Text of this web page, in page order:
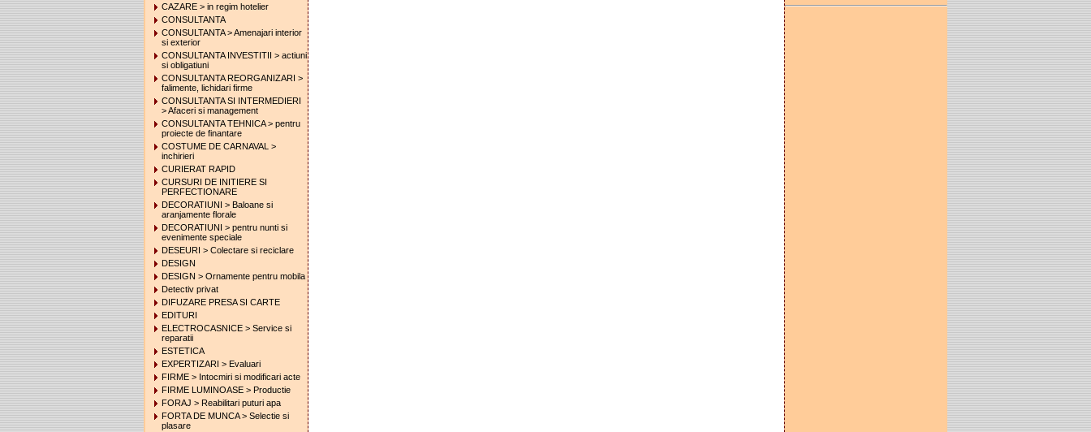
CAZARE > in regim hotelier
CONSULTANTA
CONSULTANTA > Amenajari interior
si exterior
CONSULTANTA INVESTITII > actiuni
si obligatiuni
CONSULTANTA REORGANIZARI >
falimente, lichidari firme
CONSULTANTA SI INTERMEDIERI
> Afaceri si management
CONSULTANTA TEHNICA > pentru
proiecte de finantare
COSTUME DE CARNAVAL >
inchirieri
CURIERAT RAPID
CURSURI DE INITIERE SI
PERFECTIONARE
DECORATIUNI > Baloane si
aranjamente florale
DECORATIUNI > pentru nunti si
evenimente speciale
DESEURI > Colectare si reciclare
DESIGN
DESIGN > Ornamente pentru mobila
Detectiv privat
DIFUZARE PRESA SI CARTE
EDITURI
ELECTROCASNICE > Service si
reparatii
ESTETICA
EXPERTIZARI > Evaluari
FIRME > Intocmiri si modificari acte
FIRME LUMINOASE > Productie
FORAJ > Reabilitari puturi apa
FORTA DE MUNCA > Selectie si
plasare